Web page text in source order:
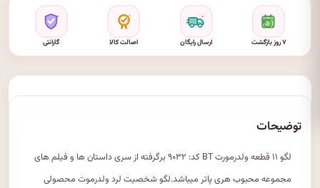
۷ روز بازگشت ارسال رایگان اصالت کالا گارانتی
توضیحات
لگو ۱۱ قطعه ولدرمورت BT کد: ۹۰۳۲ برگرفته از سری داستان ها و فیلم های
مجموعه محبوب هری پاتر میباشد.لگو شخصیت لرد ولدرموت محصولی